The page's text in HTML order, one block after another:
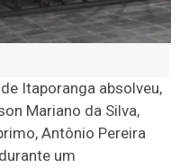
Itaporanga absolveu,
Mariano da Silva,
Antônio Pereira
um